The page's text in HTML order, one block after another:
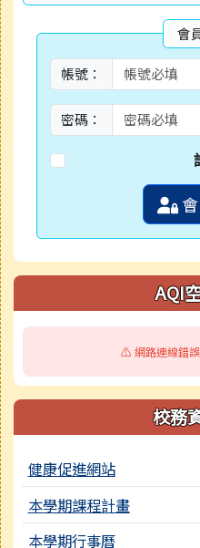
會
帳號：
密碼：
AQI
⚠️ 網路連線錯
校務
健康促進網站
本學期課程計畫
本學期行事曆